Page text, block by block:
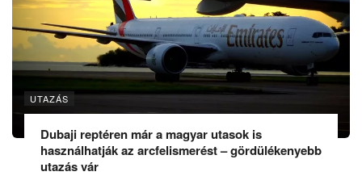
UTAZÁS
Dubaji reptéren már a magyar utasok is
használhatják az arcfelismerést – gördülékenyebb
utazás vár